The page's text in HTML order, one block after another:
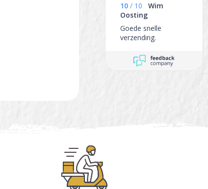
10 / 10
Wim
Oosting
Goede snelle
verzending.